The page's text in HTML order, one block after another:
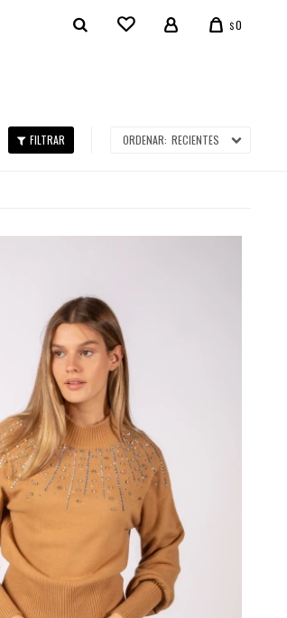
$0
RECIENTES